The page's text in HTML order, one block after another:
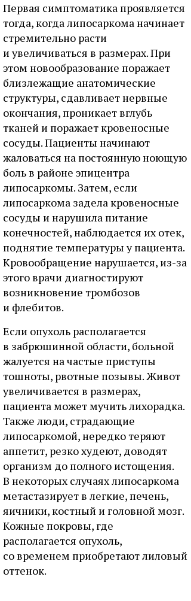
Первая симптоматика проявляется
тогда, когда липосаркома начинает
стремительно расти
и увеличиваться в размерах. При
этом новообразование поражает
близлежащие анатомические
структуры, сдавливает нервные
окончания, проникает вглубь
тканей и поражает кровеносные
сосуды. Пациенты начинают
жаловаться на постоянную ноющую
боль в районе эпицентра
липосаркомы. Затем, если
липосаркома задела кровеносные
сосуды и нарушила питание
конечностей, наблюдается их отек,
поднятие температуры у пациента.
Кровообращение нарушается, из-за
этого врачи диагностируют
возникновение тромбозов
и флебитов.
Если опухоль располагается
в забрюшинной области, больной
жалуется на частые приступы
тошноты, рвотные позывы. Живот
увеличивается в размерах,
пациента может мучить лихорадка.
Также люди, страдающие
липосаркомой, нередко теряют
аппетит, резко худеют, доводят
организм до полного истощения.
В некоторых случаях липосаркома
метастазирует в легкие, печень,
яичники, костный и головной мозг.
Кожные покровы, где
располагается опухоль,
со временем приобретают лиловый
оттенок.